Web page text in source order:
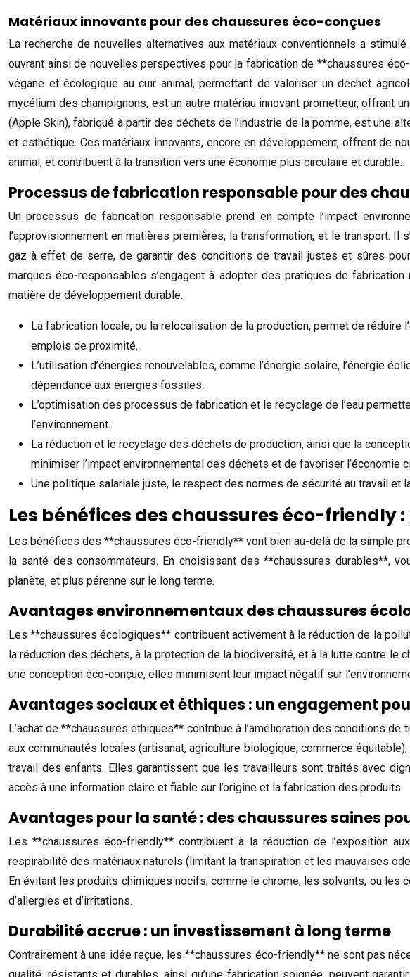
Matériaux innovants pour des chaussures éco-conçues
La recherche de nouvelles alternatives aux matériaux conventionnels a
ouvrant ainsi de nouvelles perspectives pour la fabrication de **chaussures
végane et écologique au cuir animal, permettant de valoriser un déchet
mycélium des champignons, est un autre matériau innovant prometteur, offrant
(Apple Skin), fabriqué à partir des déchets de l’industrie de la pomme, est une
et esthétique. Ces matériaux innovants, encore en développement, offrent de
animal, et contribuent à la transition vers une économie plus circulaire et durable.
Processus de fabrication responsable pour des
Un processus de fabrication responsable prend en compte l’impact
l’approvisionnement en matières premières, la transformation, et le transport.
gaz à effet de serre, de garantir des conditions de travail justes et sûres
marques éco-responsables s’engagent à adopter des pratiques de
matière de développement durable.
La fabrication locale, ou la relocalisation de la production, permet de
emplois de proximité.
L’utilisation d’énergies renouvelables, comme l’énergie solaire, l’énergie
dépendance aux énergies fossiles.
L’optimisation des processus de fabrication et le recyclage de l’eau
l’environnement.
La réduction et le recyclage des déchets de production, ainsi que la
minimiser l’impact environnemental des déchets et de favoriser l’économie
Une politique salariale juste, le respect des normes de sécurité au travail
Les bénéfices des chaussures éco-friendly
Les bénéfices des **chaussures éco-friendly** vont bien au-delà de la simple
la santé des consommateurs. En choisissant des **chaussures durables**,
planète, et plus pérenne sur le long terme.
Avantages environnementaux des chaussures
Les **chaussures écologiques** contribuent activement à la réduction de la
la réduction des déchets, à la protection de la biodiversité, et à la lutte contre le
une conception éco-conçue, elles minimisent leur impact négatif sur
Avantages sociaux et éthiques : un engagement
L’achat de **chaussures éthiques** contribue à l’amélioration des conditions
aux communautés locales (artisanat, agriculture biologique, commerce
travail des enfants. Elles garantissent que les travailleurs sont traités avec
accès à une information claire et fiable sur l’origine et la fabrication des produits.
Avantages pour la santé : des chaussures saines
Les **chaussures éco-friendly** contribuent à la réduction de l’exposition
respirabilité des matériaux naturels (limitant la transpiration et les mauvaises
En évitant les produits chimiques nocifs, comme le chrome, les solvants, ou
d’allergies et d’irritations.
Durabilité accrue : un investissement à long terme
Contrairement à une idée reçue, les **chaussures éco-friendly** ne sont pas